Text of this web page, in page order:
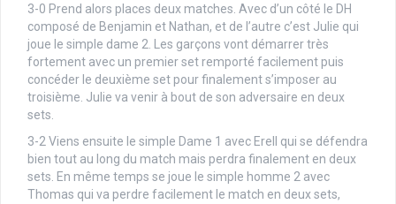
3-0 Prend alors places deux matches. Avec d’un côté le DH
composé de Benjamin et Nathan, et de l’autre c’est Julie qui
joue le simple dame 2. Les garçons vont démarrer très
fortement avec un premier set remporté facilement puis
concéder le deuxième set pour finalement s’imposer au
troisième. Julie va venir à bout de son adversaire en deux
sets.
3-2 Viens ensuite le simple Dame 1 avec Erell qui se défendra
bien tout au long du match mais perdra finalement en deux
sets. En même temps se joue le simple homme 2 avec
Thomas qui va perdre facilement le match en deux sets,